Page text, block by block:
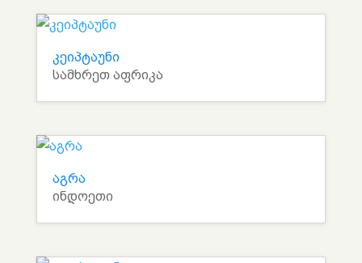
კეიპტაუნი
სამხრეთ აფრიკა
აგრა
ინდოეთი